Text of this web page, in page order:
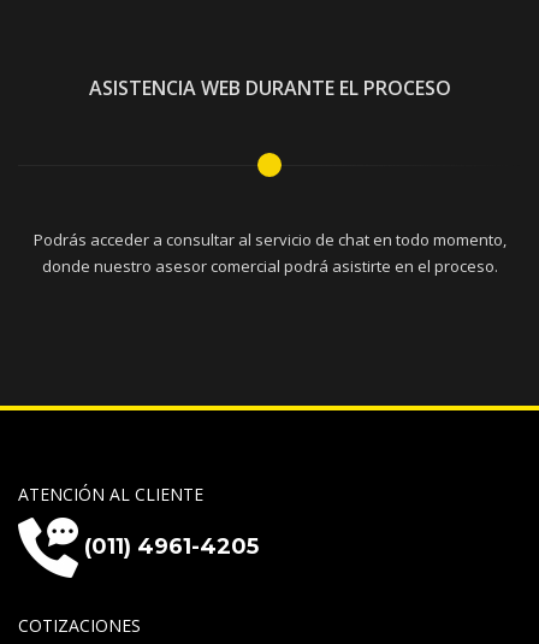
ASISTENCIA WEB DURANTE EL PROCESO
Podrás acceder a consultar al servicio de chat en todo momento,
donde nuestro asesor comercial podrá asistirte en el proceso.
ATENCIÓN AL CLIENTE
(011) 4961-4205
COTIZACIONES